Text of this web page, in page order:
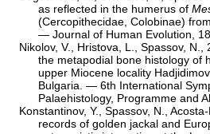
as reflected in the humerus of
(Cercopithecidae, Colobinae)
— Journal of Human Evolution,
Nikolov, V., Hristova, L., Spassov,
the metapodial bone histology of
upper Miocene locality
Bulgaria. — 6th International
Palaehistology, Programme and
Konstantinov, Y., Spassov, N.,
records of golden jackal and